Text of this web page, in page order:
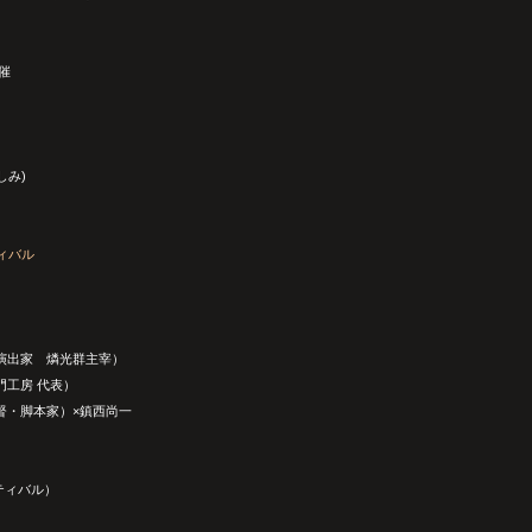
み)
バル
出家 燐光群主宰）
房 代表）
・脚本家）×鎮西尚一
バル）